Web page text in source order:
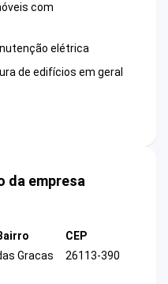
com
elétrica
de edifícios em geral
da empresa
Gracas
CEP
26113-390